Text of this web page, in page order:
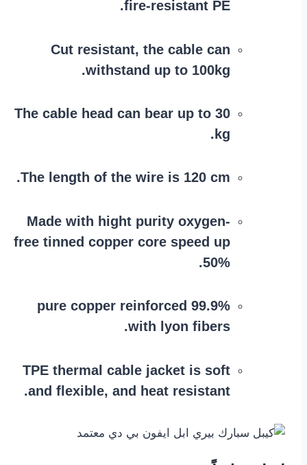
fire-resistant PE.
Cut resistant, the cable can
withstand up to 100kg.
The cable head can bear up to 30
kg.
The length of the wire is 120 cm.
Made with hight purity oxygen-
free tinned copper core speed up
50%.
99.9% pure copper reinforced
with lyon fibers.
TPE thermal cable jacket is soft
and flexible, and heat resistant.